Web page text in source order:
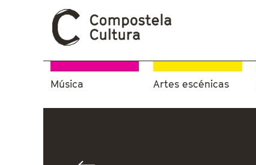
Música Artes escénicas